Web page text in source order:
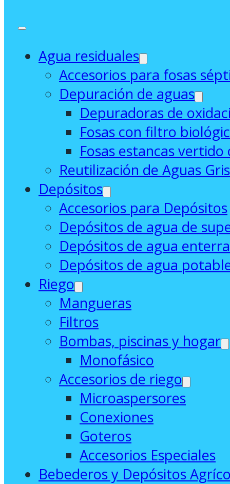
Agua residuales
Accesorios para fosas
Depuración de aguas
Depuradoras de
Fosas con filtro
Fosas estancas vertido
Reutilización de Aguas
Depósitos
Accesorios para Depósitos
Depósitos de agua de
Depósitos de agua
Depósitos de agua
Riego
Mangueras
Filtros
Bombas, piscinas y hogar
Monofásico
Accesorios de riego
Microaspersores
Conexiones
Goteros
Accesorios Especiales
Bebederos y Depósitos